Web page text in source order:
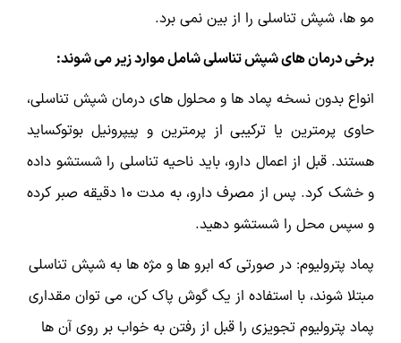
مو ها، شپش تناسلی را از بین نمی برد.
برخی درمان های شپش تناسلی شامل موارد زیر می شوند:
انواع بدون نسخه پماد ها و محلول های درمان شپش تناسلی،
حاوی پرمترین یا ترکیبی از پرمترین و پیپرونیل بوتوکساید
هستند. قبل از اعمال دارو، باید ناحیه تناسلی را شستشو داده
و خشک کرد. پس از مصرف دارو، به مدت 10 دقیقه صبر کرده
و سپس محل را شستشو دهید.
پماد پترولیوم: در صورتی که ابرو ها و مژه ها به شپش تناسلی
مبتلا شوند، با استفاده از یک گوش پاک کن، می توان مقداری
پماد پترولیوم تجویزی را قبل از رفتن به خواب بر روی آن ها